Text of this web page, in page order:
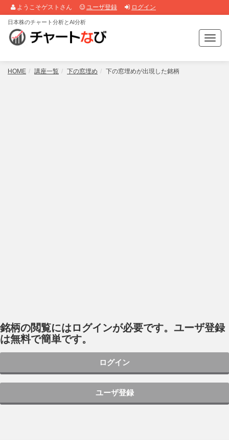
ようこそゲストさん ユーザ登録 ログイン
T
o
g
日本株のチャート分析とAI分析
HOME 講座一覧 下の窓埋め 下の窓埋めが出現した銘柄
銘柄の閲覧にはログインが必要です。ユーザ登録
は無料で簡単です。
ログイン
ユーザ登録